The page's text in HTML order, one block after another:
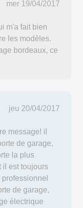
mer 19/04/2017
m'a fait bien
les modèles.
bordeaux, ce
jeu 20/04/2017
message! il
de garage,
la plus
il est toujours
de garage,
électrique